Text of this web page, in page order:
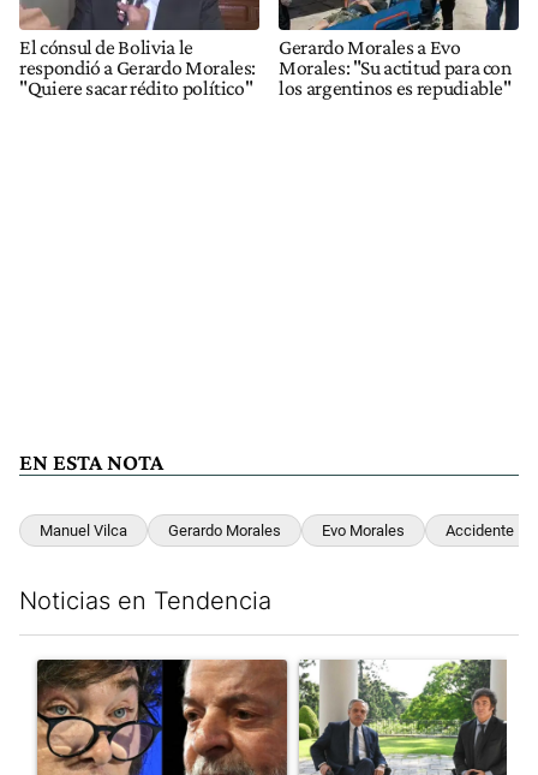
El cónsul de Bolivia le
respondió a Gerardo Morales:
"Quiere sacar rédito político"
Gerardo Morales a Evo
Morales: "Su actitud para con
los argentinos es repudiable"
EN ESTA NOTA
Manuel Vilca Gerardo Morales Evo Morales Accidente
Noticias en Tendencia
Un artículo de tendencia con el título "Tensión Lula-Milei:
Un artículo de tendencia con